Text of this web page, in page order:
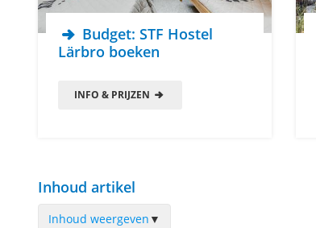
Budget: STF Hostel
Lärbro boeken
INFO & PRIJZEN
Inhoud artikel
Inhoud weergeven ▼